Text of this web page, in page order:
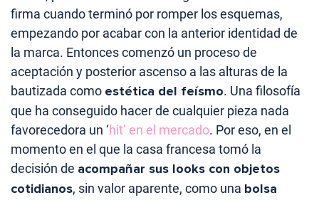
firma cuando terminó por romper los esquemas,
empezando por acabar con la anterior identidad de
la marca. Entonces comenzó un proceso de
aceptación y posterior ascenso a las alturas de la
bautizada como estética del feísmo. Una filosofía
que ha conseguido hacer de cualquier pieza nada
favorecedora un ‘hit’ en el mercado. Por eso, en el
momento en el que la casa francesa tomó la
decisión de acompañar sus looks con objetos
cotidianos, sin valor aparente, como una bolsa